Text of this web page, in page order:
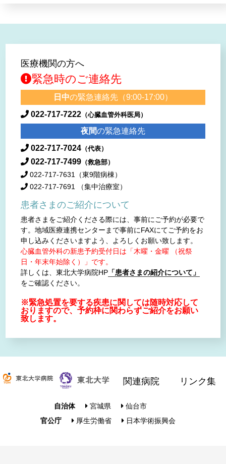
医療機関の方へ
緊急時のご連絡先
日中の緊急連絡先（9:00-17:00）
022-717-7222 （心臓血管外科医局）
夜間の緊急連絡先
022-717-7024 （代表）
022-717-7499 （救急部）
022-717-7631
（東9階病棟）
022-717-7691
（集中治療室）
患者さまのご紹介について
患者さまをご紹介くださる際には、事前にご予約が必要で
す。地域医療連携センターまで事前にFAXにてご予約をお
申し込みくださいますよう、よろしくお願い致します。
心臓血管外科の新患予約受付日は「木曜・金曜 （祝祭
日・年末年始除く）」です。
詳しくは、東北大学病院HP 「患者さまの紹介について」
をご確認ください。
※緊急処置を要する疾患に関しては随時対応して
おりますので、予約枠に関わらずご紹介をお願い
致します。
関連病院 リンク集
自治体 宮城県
仙台市
官公庁
厚生労働省 日本学術振興会